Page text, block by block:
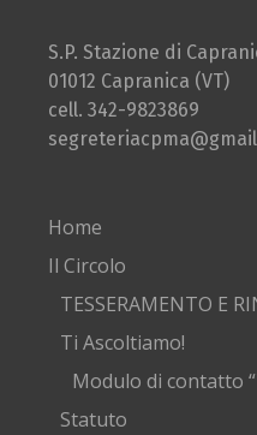
S.P. Stazione di
01012 Capranica (VT)
cell. 342-9823869
Home
Il Circolo
TESSERAMENTO E
Ti Ascoltiamo!
Modulo di contatto
Statuto